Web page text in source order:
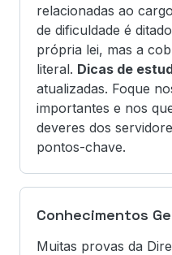
relacionadas ao
de dificuldade é
própria lei, mas a
literal. Dicas de
atualizadas. Foque
importantes e nos
deveres dos
pontos-chave.
Conhecimentos
Muitas provas da